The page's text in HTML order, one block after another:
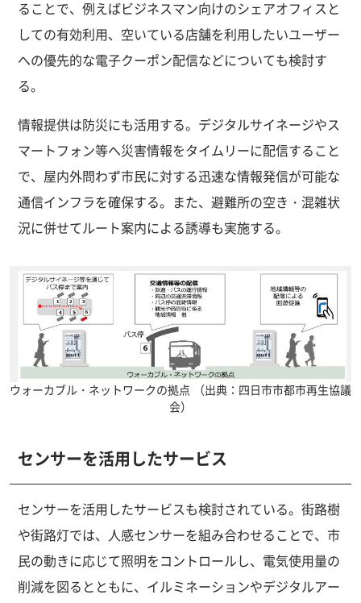
ることで、例えばビジネスマン向けのシェアオフィスと
しての有効利用、空いている店舗を利用したいユーザー
への優先的な電子クーポン配信などについても検討す
る。
情報提供は防災にも活用する。デジタルサイネージやス
マートフォン等へ災害情報をタイムリーに配信すること
で、屋内外問わず市民に対する迅速な情報発信が可能な
通信インフラを確保する。また、避難所の空き・混雑状
況に併せてルート案内による誘導も実施する。
ウォーカブル・ネットワークの拠点
（出典：四日市市都市再生協議
会）
センサーを活用したサービス
センサーを活用したサービスも検討されている。街路樹
や街路灯では、人感センサーを組み合わせることで、市
民の動きに応じて照明をコントロールし、電気使用量の
削減を図るとともに、イルミネーションやデジタルアー